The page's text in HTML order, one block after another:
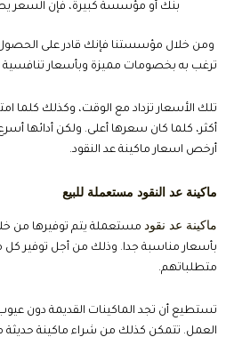
بنك أو مؤسسة كبيرة، فإن السعر يصل إلى 30.000
ومن خلال مؤسستنا فإنك قادر على الحصول
ترغب به بخصومات مميزة وبأسعار
تلك الأسعار تزداد مع الوقت، وكذلك كلما
أكثر، كلما كان سعرها أعلى. ولكن أدائها
أرخص اسعار ماكينة عد النقود.
ماكينة عد النقود مستعملة للبيع
ماكينة عد نقود مستعملة يتم توفيرها من
بأسعار مناسبة جدا. وذلك من أجل توفير كل
متطلباتهم.
تستطيع أن تجد الماكينات القديمة دون
العمل. تتمكن كذلك من شراء ماكينة